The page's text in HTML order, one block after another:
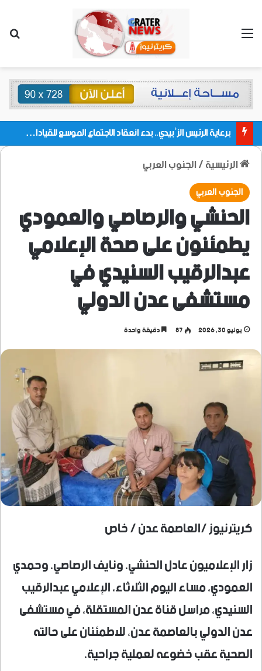
القائمة
برعاية الرئيس الزُبيدي.. بدء انعقاد الاجتماع الموسع للقيادات المحلية بالعاصمة ولمديريات وكتل مجلس العموم ومنسقيات الجامعة بالعاصمة عدن
الرئيسية/الجنوب العربي
الجنوب العربي
الحنشي والرصاصي والعمودي
يطمئنون على صحة الإعلامي
عبدالرقيب السنيدي في
مستشفى عدن الدولي
يونيو 30, 2026 87 دقيقة واحدة
كريترنيوز /العاصمة عدن / خاص
زار الإعلاميون عادل الحنشي، ونايف الرصاصي، وحمدي
العمودي، مساء اليوم الثلاثاء، الإعلامي عبدالرقيب
السنيدي، مراسل قناة عدن المستقلة، في مستشفى
عدن الدولي بالعاصمة عدن، للاطمئنان على حالته
الصحية عقب خضوعه لعملية جراحية.